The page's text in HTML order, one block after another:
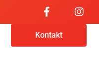
Kontakt